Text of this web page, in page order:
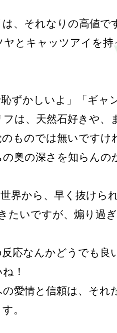
、それなりの高値で
ヤとキャッツアイを
恥ずかしいよ」「ギャ
は、天然石好きや、
ものでは無いですけ
奥の深さを知らんの
界から、早く抜けら
たいですが、煽り過
応なんかどうでも良
！
愛情と信頼は、それ
。